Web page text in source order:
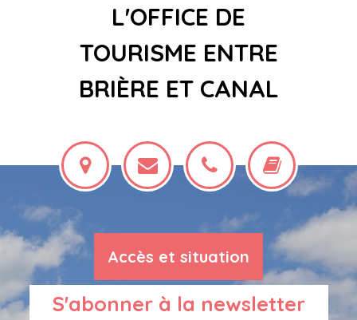
L'OFFICE DE
TOURISME ENTRE
BRIÈRE ET CANAL
Accès et situation
S'abonner à la newsletter